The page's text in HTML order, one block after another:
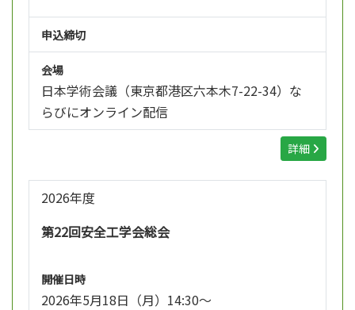
申込締切
会場
日本学術会議（東京都港区六本木7-22-34）な
らびにオンライン配信
詳細
2026年度
第22回安全工学会総会
開催日時
2026年5月18日（月）14:30～